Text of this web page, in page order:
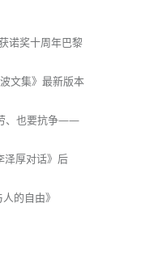
诺奖十周年巴黎
文集》最新版本
、也要抗争——
泽厚对话》后
的自由》